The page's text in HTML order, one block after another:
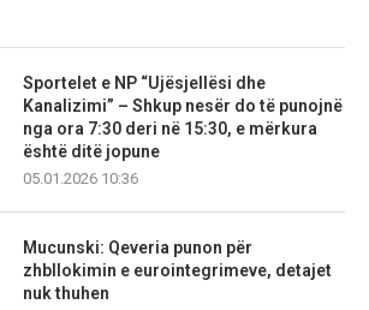
Sportelet e NP “Ujësjellësi dhe
Kanalizimi” – Shkup nesër do të punojnë
nga ora 7:30 deri në 15:30, e mërkura
është ditë jopune
05.01.2026 10:36
Mucunski: Qeveria punon për
zhbllokimin e eurointegrimeve, detajet
nuk thuhen